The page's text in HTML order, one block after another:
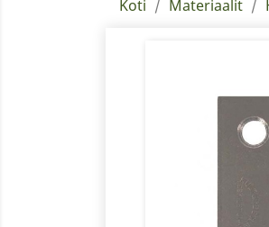
Koti Materiaalit